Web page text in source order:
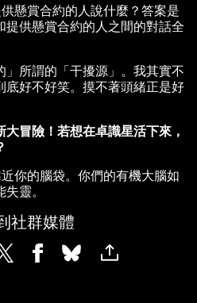
懸賞合約的人說什麼？答案是
提供懸賞合約的人之間的對話全
所謂的「干擾源」。我其實不
好不好笑。摸不著頭緒正是好
冒險！若想在卓識星活下來，
你的腦袋。你們的有機大腦如
靈。
社群媒體